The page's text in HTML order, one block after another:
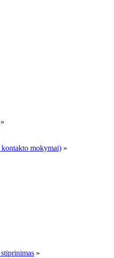
»
mokymai) »
»